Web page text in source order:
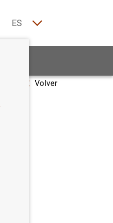
ES
Volver